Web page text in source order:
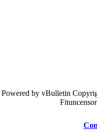
Powered by vBulletin